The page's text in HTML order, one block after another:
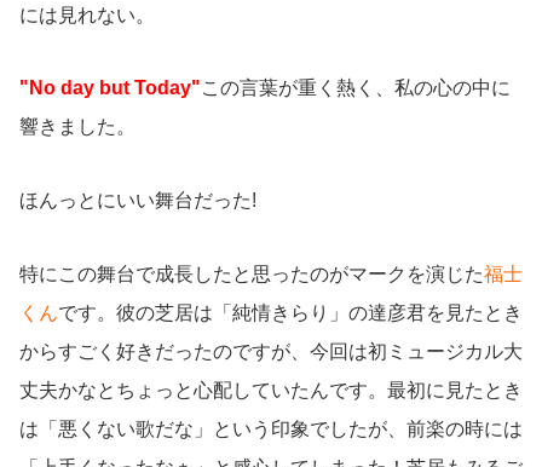
には見れない。
"No day but Today"この言葉が重く熱く、私の心の中に
響きました。
ほんっとにいい舞台だった!
特にこの舞台で成長したと思ったのがマークを演じた福士
くんです。彼の芝居は「純情きらり」の達彦君を見たとき
からすごく好きだったのですが、今回は初ミュージカル大
丈夫かなとちょっと心配していたんです。最初に見たとき
は「悪くない歌だな」という印象でしたが、前楽の時には